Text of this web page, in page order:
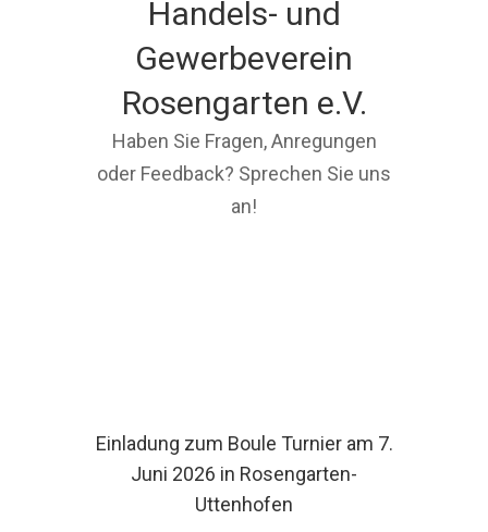
Handels- und
Gewerbeverein
Rosengarten e.V.
Haben Sie Fragen, Anregungen
oder Feedback? Sprechen Sie uns
an!
Einladung zum Boule Turnier am 7.
Juni 2026 in Rosengarten-
Uttenhofen